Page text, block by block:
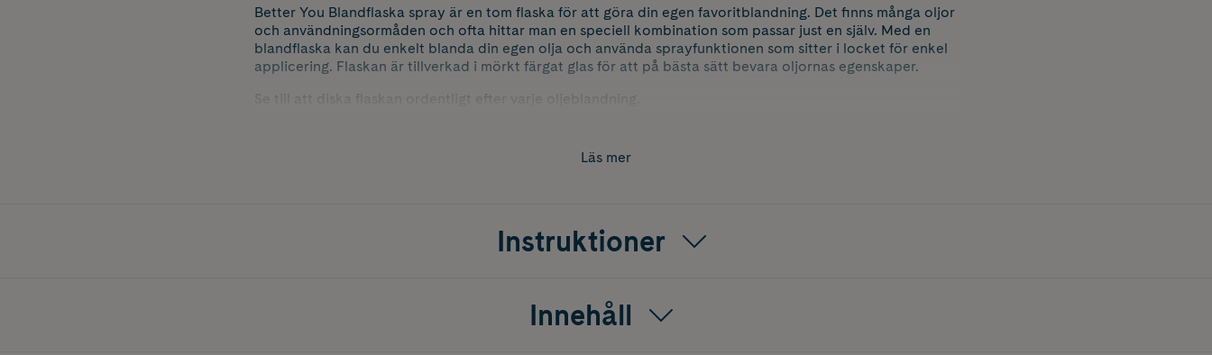
Better You Blandflaska spray är en tom flaska för att göra din egen favoritblandning. Det finns många oljor
och användningsormåden och ofta hittar man en speciell kombination som passar just en själv. Med en
blandflaska kan du enkelt blanda din egen olja och använda sprayfunktionen som sitter i locket för enkel
applicering. Flaskan är tillverkad i mörkt färgat glas för att på bästa sätt bevara oljornas egenskaper.
Se till att diska flaskan ordentligt efter varje oljeblandning.
Läs mer
Instruktioner
Innehåll